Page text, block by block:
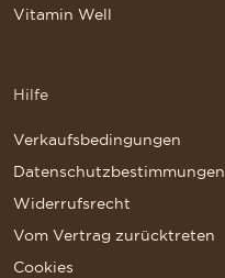
Vitamin Well
Hilfe
Verkaufsbedingungen
Datenschutzbestimmungen
Widerrufsrecht
Vom Vertrag zurücktreten
Cookies